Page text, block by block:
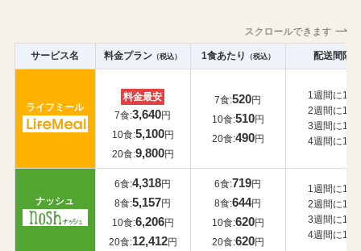
スクロールできます
サービス名 料金プラン （税込） 1食あたり （税込） 配送間隔
ライフミール
料金最安
7食:3,640円
10食:5,100円
20食:9,800円
7食:520円
10食:510円
20食:490円
1週間に1回
2週間に1回
3週間に1回
4週間に1回
ナッシュ
6食:4,318円
8食:5,157円
10食:6,206円
20食:12,412円
6食:719円
8食:644円
10食:620円
20食:620円
1週間に1回
2週間に1回
3週間に1回
4週間に1回